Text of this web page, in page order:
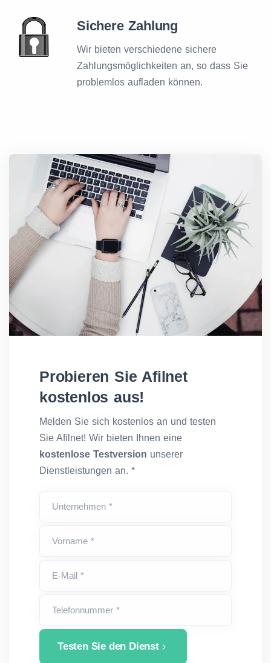
Sichere Zahlung
Wir bieten verschiedene sichere
Zahlungsmöglichkeiten an, so dass Sie
problemlos aufladen können.
Probieren Sie Afilnet
kostenlos aus!
Melden Sie sich kostenlos an und testen
Sie Afilnet! Wir bieten Ihnen eine
kostenlose Testversion unserer
Dienstleistungen an. *
Unternehmen *
Vorname *
E-Mail *
Telefonnummer *
Testen Sie den Dienst